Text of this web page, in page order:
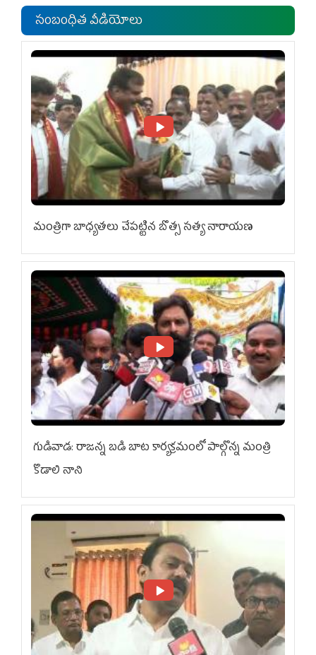
సంబంధిత వీడియోలు
మంత్రిగా బాధ్యతలు చేపట్టిన బొత్స సత్య నారాయణ
గుడివాడ: రాజన్న బడి బాట కార్యక్రమంలో పాల్గొన్న మంత్రి
కొడాలి నాని